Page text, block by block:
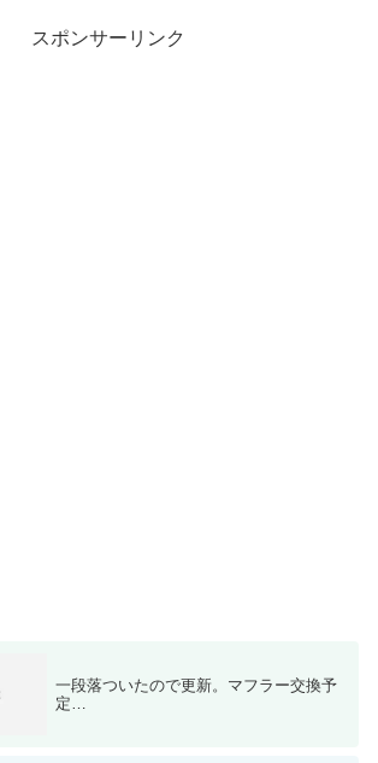
スポンサーリンク
一段落ついたので更新。マフラー交換予
定…